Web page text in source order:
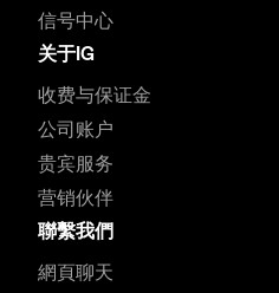
信号中心
关于IG
收费与保证金
公司账户
贵宾服务
营销伙伴
聯繫我們
網頁聊天